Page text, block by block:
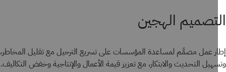
الهجين
عمل مصمَّم لمساعدة المؤسسات على تسريع الترحيل مع تقليل المخاطر،
التحديث والابتكار، مع تعزيز قيمة الأعمال والإنتاجية وخفض التكاليف.